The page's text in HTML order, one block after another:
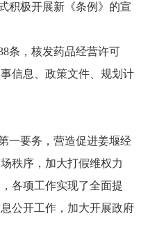
积极开展新《条例》的宣
条，核发药品经营许可
信息、政策文件、规划计
一要务，营造促进姜堰经
秩序，加大打假维权力
各项工作实现了全面提
公开工作，加大开展政府